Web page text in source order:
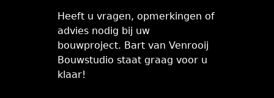
Heeft u vragen, opmerkingen of
advies nodig bij uw
bouwproject. Bart van Venrooij
Bouwstudio staat graag voor u
klaar!